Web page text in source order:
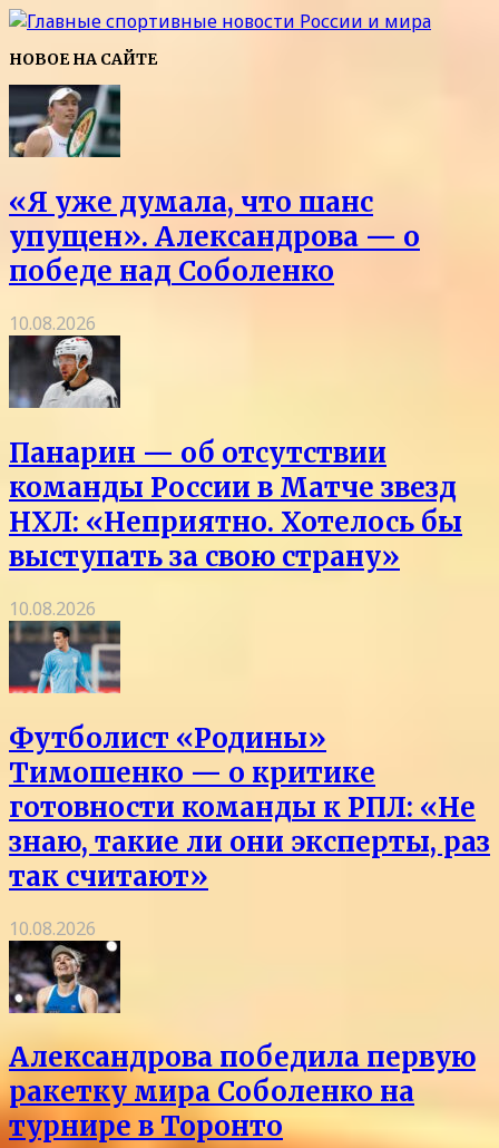
НОВОЕ НА САЙТЕ
«Я уже думала, что шанс
упущен». Александрова — о
победе над Соболенко
10.08.2026
Панарин — об отсутствии
команды России в Матче звезд
НХЛ: «Неприятно. Хотелось бы
выступать за свою страну»
10.08.2026
Футболист «Родины»
Тимошенко — о критике
готовности команды к РПЛ: «Не
знаю, такие ли они эксперты, раз
так считают»
10.08.2026
Александрова победила первую
ракетку мира Соболенко на
турнире в Торонто